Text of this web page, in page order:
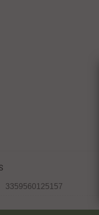
3359560125157